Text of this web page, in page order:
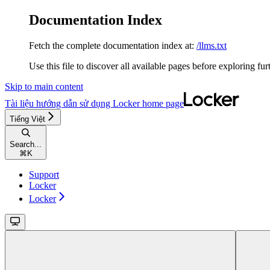
Documentation Index
Fetch the complete documentation index at: /llms.txt
Use this file to discover all available pages before exploring
Skip to main content
Tài liệu hướng dẫn sử dụng Lockerhome page
Tiếng Việt
Search...
⌘ K
Support
Locker
Locker